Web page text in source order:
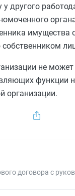
у другого
имущества
не
функции
организации.
договора с